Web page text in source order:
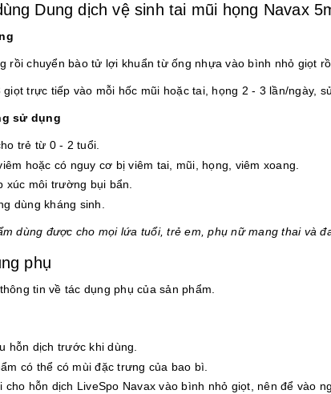
Dung dịch vệ sinh tai mũi họng Navax
rồi chuyển bào tử lợi khuẩn từ ống nhựa vào bình nhỏ giọt
giọt trực tiếp vào mỗi hốc mũi hoặc tai, họng 2 - 3 lần/ngày,
sử dụng
trẻ từ 0 - 2 tuổi.
hoặc có nguy cơ bị viêm tai, mũi, họng, viêm xoang.
xúc môi trường bụi bẩn.
dùng kháng sinh.
dùng được cho mọi lứa tuổi, trẻ em, phụ nữ mang thai và
phụ
tin về tác dụng phụ của sản phẩm.
hỗn dịch trước khi dùng.
có thể có mùi đặc trưng của bao bì.
cho hỗn dịch LiveSpo Navax vào bình nhỏ giọt, nên để vào